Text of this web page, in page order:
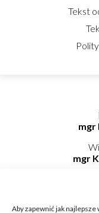
Aby zapewnić jak
Tekst
mgr
mgr
mgr